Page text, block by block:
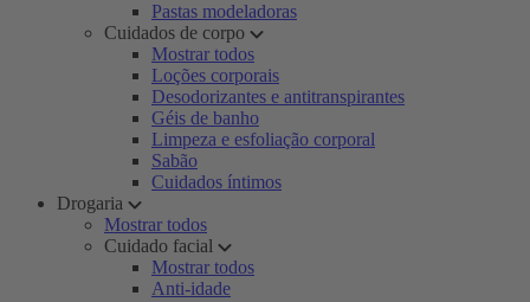
Pastas modeladoras
Cuidados de corpo
Mostrar todos
Loções corporais
Desodorizantes e antitranspirantes
Géis de banho
Limpeza e esfoliação corporal
Sabão
Cuidados íntimos
Drogaria
Mostrar todos
Cuidado facial
Mostrar todos
Anti-idade